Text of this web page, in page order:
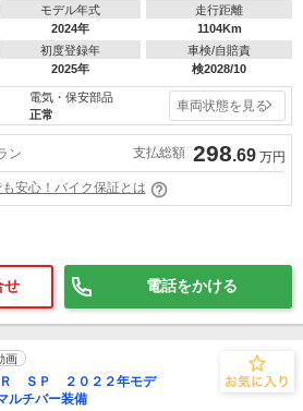
モデル年式
2024年
走行距離
1104Km
初度登録年
2025年
車検/自賠責
検2028/10
電気・保安部品
正常
車両状態を見る
ン 支払総額 298.69 万円
安心！バイク保証とは
せ 電話をかける
画
Ｒ ＳＰ ２０２２年モデ
チバー装備